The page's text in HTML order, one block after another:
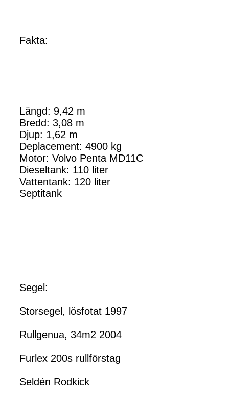
Fakta:
Längd: 9,42 m
Bredd: 3,08 m
Djup: 1,62 m
Deplacement: 4900 kg
Motor: Volvo Penta MD11C
Dieseltank: 110 liter
Vattentank: 120 liter
Septitank
Segel:
Storsegel, lösfotat 1997
Rullgenua, 34m2 2004
Furlex 200s rullförstag
Seldén Rodkick